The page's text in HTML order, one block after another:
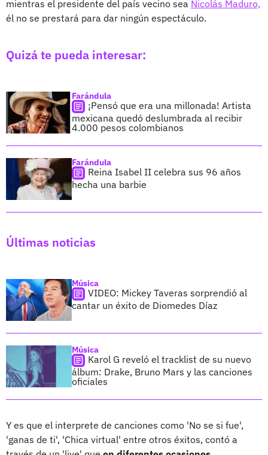
mientras el presidente del país vecino sea Nicolás Maduro,
él no se prestará para dar ningún espectáculo.
Quizá te pueda interesar:
Farándula
¡Pensó que era una millonada! Artista
mexicana quedó deslumbrada al recibir
4.000 pesos colombianos
Farándula
Reina Isabel II celebra sus 96 años
hecha una barbie
Últimas noticias
Música
VIDEO: Mickey Taveras sorprendió al
cantar un éxito de Diomedes Díaz
Música
Karol G reveló el tracklist de su nuevo
álbum: Drake, Bruno Mars y las canciones
oficiales
Y es que el interprete de canciones como 'No se si fue',
'ganas de ti', 'Chica virtual' entre otros éxitos, contó a